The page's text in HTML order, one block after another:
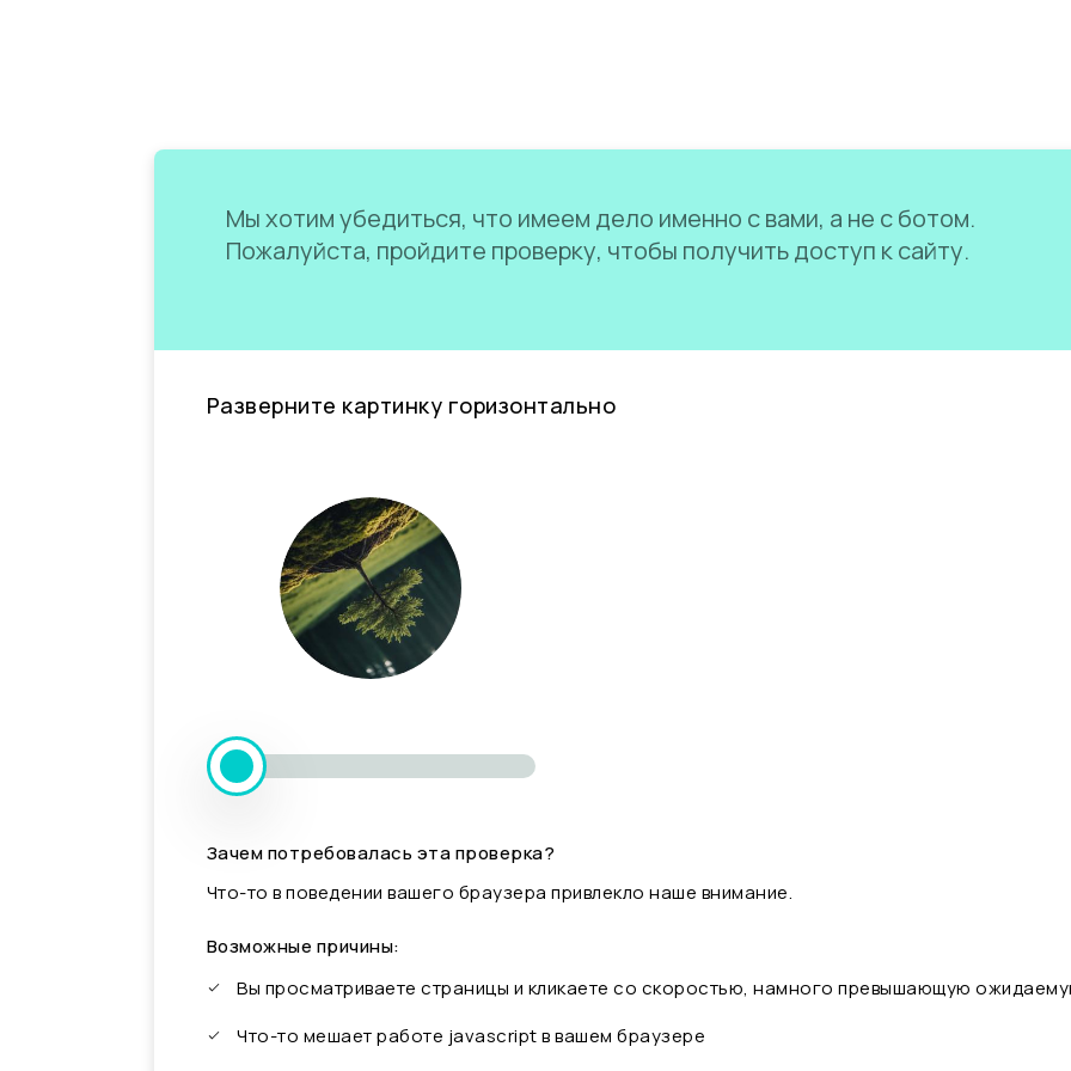
Мы хотим убедиться, что имеем дело именно с вами, а не с ботом.
Пожалуйста, пройдите проверку, чтобы получить доступ к сайту.
Разверните картинку горизонтально
Зачем потребовалась эта проверка?
Что-то в поведении вашего браузера привлекло наше внимание.
Возможные причины:
Вы просматриваете страницы и кликаете со скоростью, намного превышающую
Что-то мешает работе javascript в вашем браузере